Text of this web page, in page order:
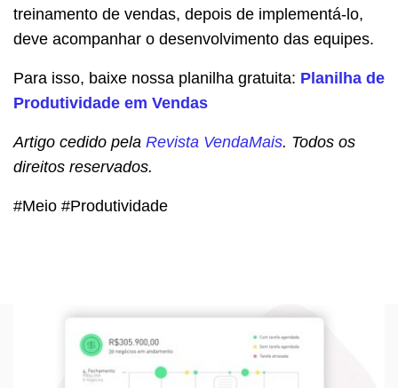
treinamento de vendas, depois de implementá-lo,
deve acompanhar o desenvolvimento das equipes.
Para isso, baixe nossa planilha gratuita: Planilha de
Produtividade em Vendas
Artigo cedido pela Revista VendaMais. Todos os
direitos reservados.
#Meio #Produtividade